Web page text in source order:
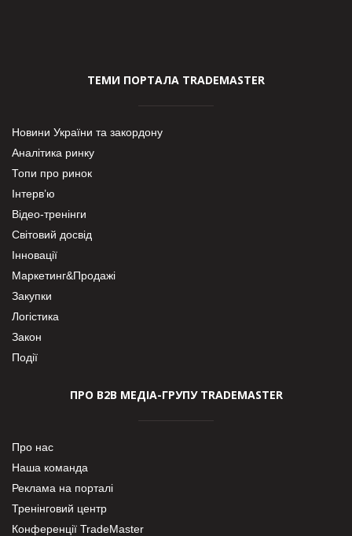
ТЕМИ ПОРТАЛА TRADEMASTER
Новини України та закордону
Аналітика ринку
Топи про ринок
Інтерв’ю
Відео-тренінги
Світовий досвід
Інновації
Маркетинг&Продажі
Закупки
Логістика
Закон
Події
ПРО В2В МЕДІА-ГРУПУ TRADEMASTER
Про нас
Наша команда
Реклама на порталі
Тренінговий центр
Конференції TradeMaster